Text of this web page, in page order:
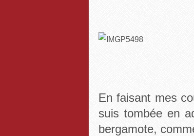
En faisant mes
suis tombée en
bergamote,